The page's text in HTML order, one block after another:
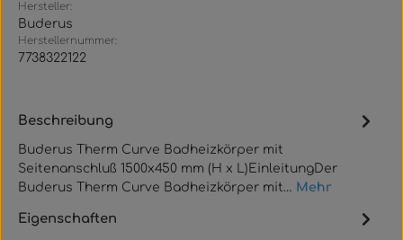
Hersteller:
Buderus
Herstellernummer:
7738322122
Beschreibung
Buderus Therm Curve Badheizkörper mit
Seitenanschluß 1500x450 mm (H x L)EinleitungDer
Buderus Therm Curve Badheizkörper mit… Mehr
Eigenschaften